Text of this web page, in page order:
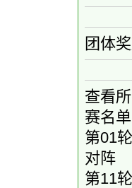
团体
查看
赛名单
第01
对阵
第11